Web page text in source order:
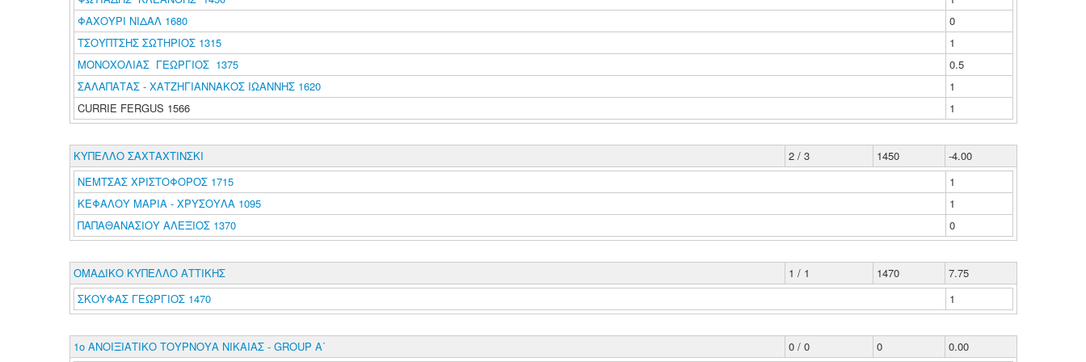
ΦΑΧΟΥΡΙ ΝΙΔΑΛ 1680
0
ΤΣΟΥΠΤΣΗΣ ΣΩΤΗΡΙΟΣ 1315
1
ΜΟΝΟΧΟΛΙΑΣ ΓΕΩΡΓΙΟΣ 1375
0.5
ΣΑΛΑΠΑΤΑΣ - ΧΑΤΖΗΓΙΑΝΝΑΚΟΣ ΙΩΑΝΝΗΣ 1620
1
CURRIE FERGUS 1566
1
ΚΥΠΕΛΛΟ ΣΑΧΤΑΧΤΙΝΣΚΙ 2 / 3 1450
-4.00
ΝΕΜΤΣΑΣ ΧΡΙΣΤΟΦΟΡΟΣ 1715
1
ΚΕΦΑΛΟΥ ΜΑΡΙΑ - ΧΡΥΣΟΥΛΑ 1095
1
ΠΑΠΑΘΑΝΑΣΙΟΥ ΑΛΕΞΙΟΣ 1370
0
ΟΜΑΔΙΚΟ ΚΥΠΕΛΛΟ ΑΤΤΙΚΗΣ 1 / 1 1470
7.75
ΣΚΟΥΦΑΣ ΓΕΩΡΓΙΟΣ 1470
1
1ο ΑΝΟΙΞΙΑΤΙΚΟ ΤΟΥΡΝΟΥΑ ΝΙΚΑΙΑΣ - GROUP A΄ 0 / 0 0 0.00